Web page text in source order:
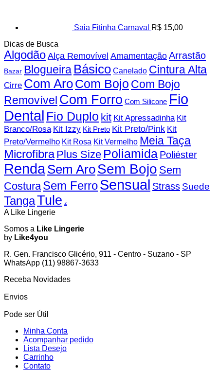
Saia Fitinha Carnaval R$ 15,00
Dicas de Busca
AlgodãoAlça Removível Amamentação Arrastão
Bazar Blogueira Básico Canelado Cintura Alta
Cirre Com AroCom Bojo Com Bojo
Removível Com Forro Com Silicone Fio
Dental Fio Duplo kit Kit Apressadinha Kit
Branco/Rosa Kit Izzy Kit Preto Kit Preto/Pink Kit
Preto/Vermelho Kit Rosa Kit Vermelho Meia Taça
Microfibra Plus Size Poliamida Poliéster
RendaSem AroSem Bojo Sem
Costura Sem FerroSensual Strass Suede
TangaTule z
A Like Lingerie
Somos a Like Lingerie
by Like4you
R. Gen. Francisco Glicério, 911 - Centro - Suzano - SP
WhatsApp (11) 98867-3633
Receba Novidades
Envios
Pode ser Útil
Minha Conta
Acompanhar pedido
Lista Desejo
Carrinho
Contato